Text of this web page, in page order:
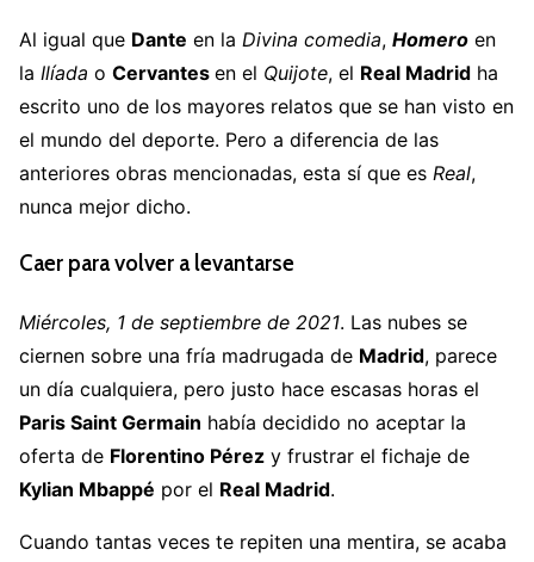
Al igual que Dante en la Divina comedia, Homero en
la Ilíada o Cervantes en el Quijote, el Real Madrid ha
escrito uno de los mayores relatos que se han visto en
el mundo del deporte. Pero a diferencia de las
anteriores obras mencionadas, esta sí que es Real,
nunca mejor dicho.
Caer para volver a levantarse
Miércoles, 1 de septiembre de 2021. Las nubes se
ciernen sobre una fría madrugada de Madrid, parece
un día cualquiera, pero justo hace escasas horas el
Paris Saint Germain había decidido no aceptar la
oferta de Florentino Pérez y frustrar el fichaje de
Kylian Mbappé por el Real Madrid.
Cuando tantas veces te repiten una mentira, se acaba